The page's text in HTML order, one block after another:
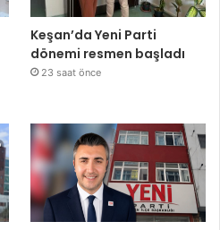
Keşan’da Yeni Parti
dönemi resmen başladı
23 saat önce